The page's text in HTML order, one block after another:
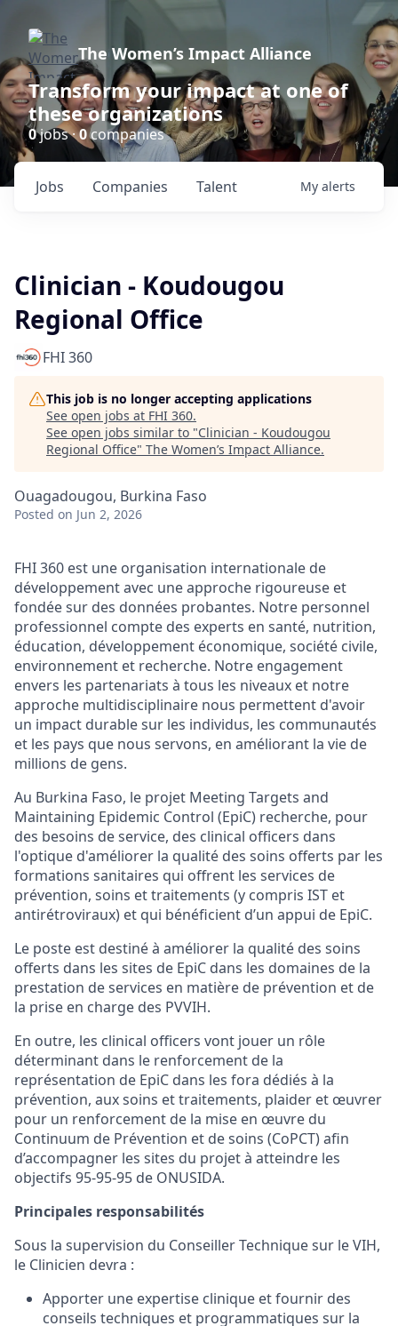
The Women’s Impact Alliance
Transform your impact at one of
these organizations
0jobs ·0companies
Jobs Companies Talent My alerts
Clinician - Koudougou
Regional Office
FHI 360
This job is no longer accepting applications
See open jobs at FHI 360.
See open jobs similar to "Clinician - Koudougou
Regional Office" The Women’s Impact Alliance.
Ouagadougou, Burkina Faso
Posted on Jun 2, 2026
FHI 360 est une organisation internationale de
développement avec une approche rigoureuse et
fondée sur des données probantes. Notre personnel
professionnel compte des experts en santé, nutrition,
éducation, développement économique, société civile,
environnement et recherche. Notre engagement
envers les partenariats à tous les niveaux et notre
approche multidisciplinaire nous permettent d'avoir
un impact durable sur les individus, les communautés
et les pays que nous servons, en améliorant la vie de
millions de gens.
Au Burkina Faso, le projet Meeting Targets and
Maintaining Epidemic Control (EpiC) recherche, pour
des besoins de service, des clinical officers dans
l'optique d'améliorer la qualité des soins offerts par les
formations sanitaires qui offrent les services de
prévention, soins et traitements (y compris IST et
antirétroviraux) et qui bénéficient d’un appui de EpiC.
Le poste est destiné à améliorer la qualité des soins
offerts dans les sites de EpiC dans les domaines de la
prestation de services en matière de prévention et de
la prise en charge des PVVIH.
En outre, les clinical officers vont jouer un rôle
déterminant dans le renforcement de la
représentation de EpiC dans les fora dédiés à la
prévention, aux soins et traitements, plaider et œuvrer
pour un renforcement de la mise en œuvre du
Continuum de Prévention et de soins (CoPCT) afin
d’accompagner les sites du projet à atteindre les
objectifs 95-95-95 de ONUSIDA.
Principales responsabilités
Sous la supervision du Conseiller Technique sur le VIH,
le Clinicien devra :
Apporter une expertise clinique et fournir des
conseils techniques et programmatiques sur la